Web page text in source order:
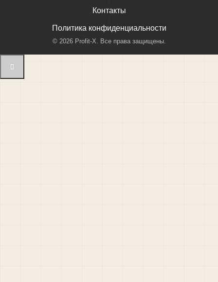
Контакты
Политика конфиденциальности
© 2026Profit-X. Все права защищены.